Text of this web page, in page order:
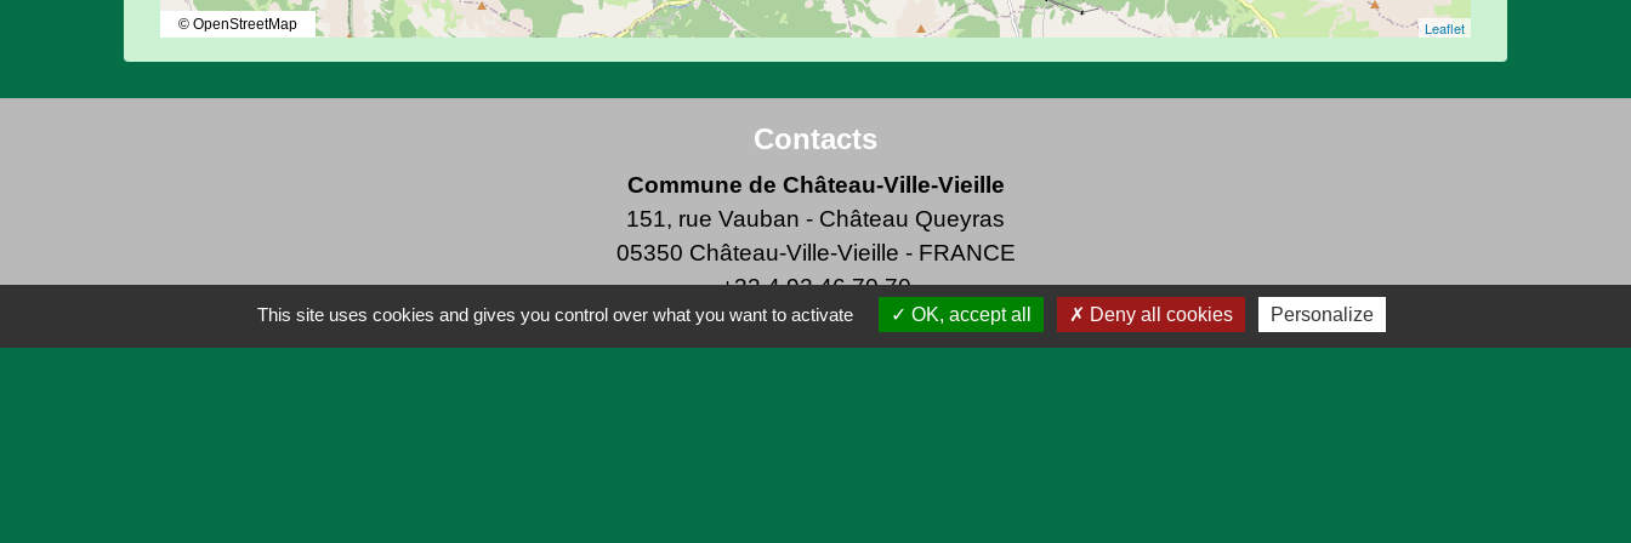
Leaflet
© OpenStreetMap
Contacts
Commune de Château-Ville-Vieille
151, rue Vauban - Château Queyras
05350 Château-Ville-Vieille - FRANCE
+33 4 92 46 70 70
This site uses cookies and gives you control over what you want to activate OK, accept all Deny all cookies Personalize